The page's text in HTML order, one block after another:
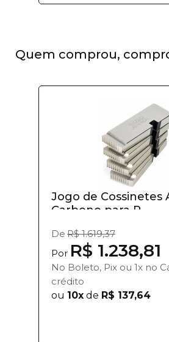
Quem comprou,
Jogo de Cossinetes
Carbono para R...
De R$ 1.619,37
Por R$ 1.238,81
No Boleto, Pix ou 1x no
crédito
ou 10x de R$ 137,64